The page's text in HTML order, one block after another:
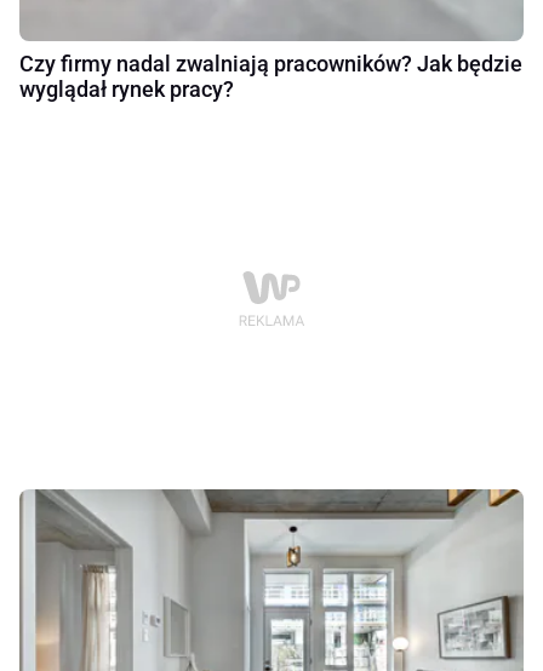
Czy firmy nadal zwalniają pracowników? Jak będzie
wyglądał rynek pracy?